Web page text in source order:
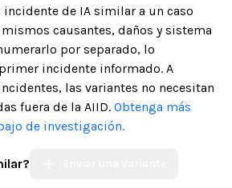
incidente de IA similar a un caso
causantes, daños y sistema
por separado, lo
incidente informado. A
las variantes no necesitan
fuera de la AIID. Obtenga más
de investigación.